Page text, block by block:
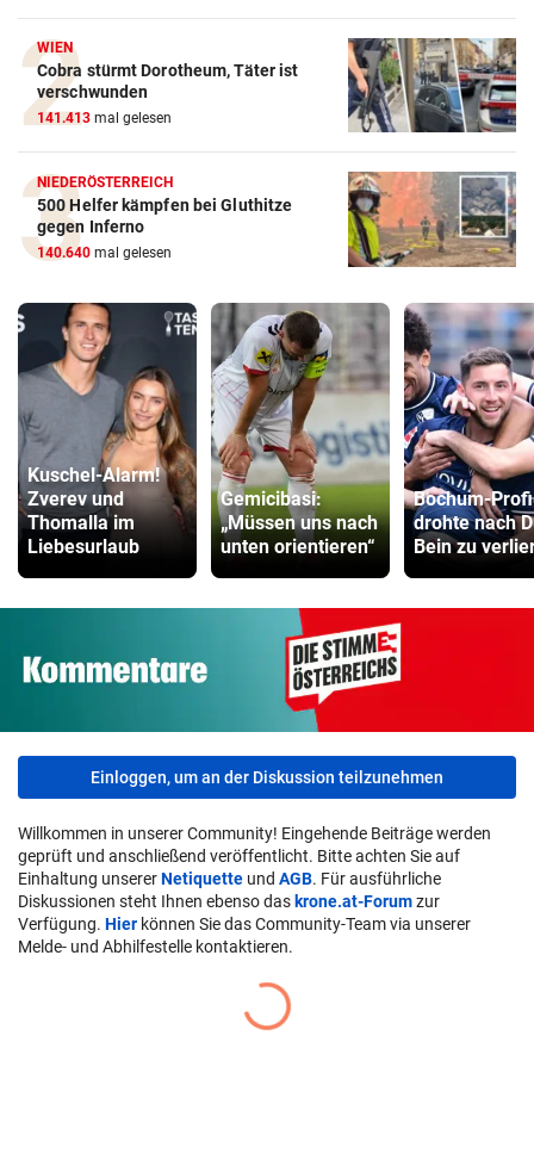
WIEN
Cobra stürmt Dorotheum, Täter ist
verschwunden
141.413 mal gelesen
NIEDERÖSTERREICH
500 Helfer kämpfen bei Gluthitze
gegen Inferno
140.640 mal gelesen
Kuschel-Alarm!
Zverev und
Thomalla im
Liebesurlaub
Gemicibasi:
„Müssen uns nach
unten orientieren“
Bochum-Profi
drohte nach
Bein zu
Einloggen, um an der Diskussion teilzunehmen
Willkommen in unserer Community! Eingehende Beiträge werden
geprüft und anschließend veröffentlicht. Bitte achten Sie auf
Einhaltung unsererNetiquette und AGB. Für ausführliche
Diskussionen steht Ihnen ebenso das krone.at-Forumzur
Verfügung. Hier können Sie das Community-Team via unserer
Melde- und Abhilfestelle kontaktieren.